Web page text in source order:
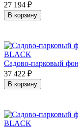
27 194 ₽
В корзину
Садово-парковый
37 422 ₽
В корзину